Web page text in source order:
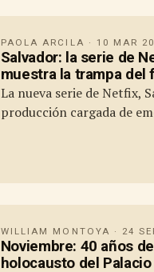
PAOLA ARCILA · 10 MAR
Salvador: la serie de
muestra la trampa del
La nueva serie de Netfix,
producción cargada de
WILLIAM MONTOYA · 24
Noviembre: 40 años
holocausto del